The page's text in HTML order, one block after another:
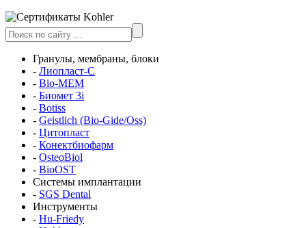
Гранулы, мембраны, блоки
- Лиопласт-С
- Bio-MEM
- Биомет 3i
- Botiss
- Geistlich (Bio-Gide/Oss)
- Цитопласт
- Конектбиофарм
- OsteoBiol
- BioOST
Системы имплантации
- SGS Dental
Инструменты
- Hu-Friedy